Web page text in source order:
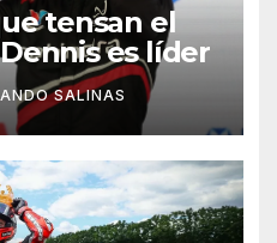
tensan el
es líder
SALINAS